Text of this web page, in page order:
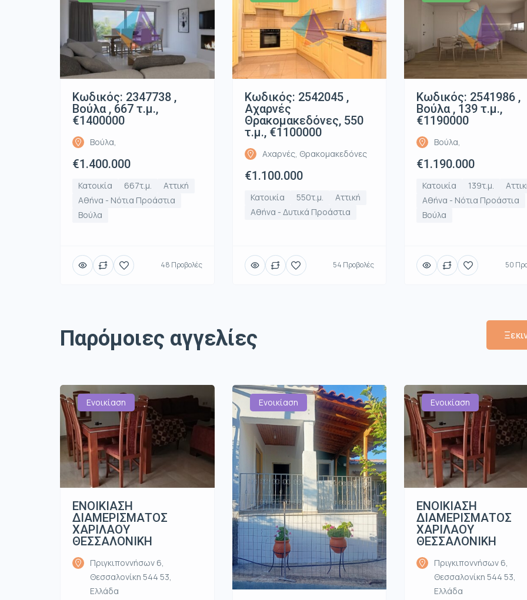
Κωδικός: 2347738 ,
Βούλα , 667 τ.μ.,
€1400000
Βούλα,
€1.400.000
Κατοικία 667τ.μ.
Αττική
Αθήνα - Νότια Προάστια
Βούλα
48 Προβολές
Κωδικός: 2542045 ,
Αχαρνές
Θρακομακεδόνες, 550
τ.μ., €1100000
Αχαρνές, Θρακομακεδόνες
€1.100.000
Κατοικία 550τ.μ.
Αττική
Αθήνα - Δυτικά Προάστια
54 Προβολές
Κωδικός: 2541986 ,
Βούλα , 139 τ.μ.,
€1190000
Βούλα,
€1.190.000
Κατοικία 139τ.μ.
Αθήνα - Νότια Προάστια
Βούλα
50
Παρόμοιες αγγελίες
Ενοικίαση
ΕΝΟΙΚΙΑΣΗ
ΔΙΑΜΕΡΙΣΜΑΤΟΣ
ΧΑΡΙΛΑΟΥ
ΘΕΣΣΑΛΟΝΙΚΗ
Πριγκιποννήσων 6,
Θεσσαλονίκη 544 53,
Ελλάδα
Ενοικίαση Ενοικίαση
ΕΝΟΙΚΙΑΣΗ
ΔΙΑΜΕΡΙΣΜΑΤΟΣ
ΧΑΡΙΛΑΟΥ
ΘΕΣΣΑΛΟΝΙΚΗ
Πριγκιποννήσων 6,
Θεσσαλονίκη 544 53,
Ελλάδα